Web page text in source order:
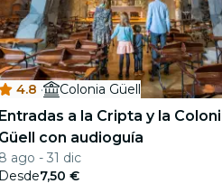
4.8 · Colonia Güell
Entradas a la Cripta y la
Güell con audioguía
8 ago - 31 dic
Desde7,50 €